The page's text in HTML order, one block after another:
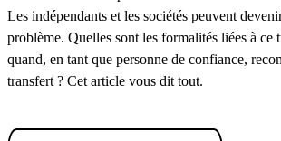
Les indépendants et les sociétés peuvent
problème. Quelles sont les formalités liées à ce
quand, en tant que personne de confiance,
transfert ? Cet article vous dit tout.